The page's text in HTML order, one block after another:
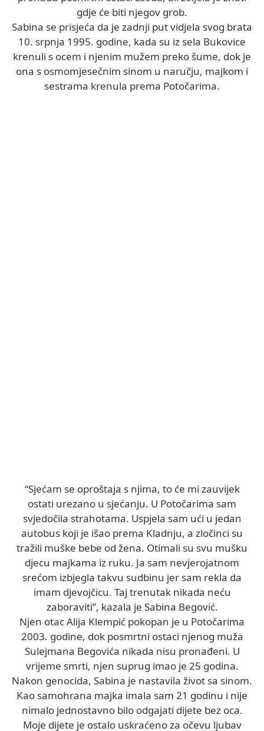
gdje će biti njegov grob.
Sabina se prisjeća da je zadnji put vidjela svog brata
10. srpnja 1995. godine, kada su iz sela Bukovice
krenuli s ocem i njenim mužem preko šume, dok je
ona s osmomjesečnim sinom u naručju, majkom i
sestrama krenula prema Potočarima.
“Sjećam se oproštaja s njima, to će mi zauvijek
ostati urezano u sjećanju. U Potočarima sam
svjedočila strahotama. Uspjela sam ući u jedan
autobus koji je išao prema Kladnju, a zločinci su
tražili muške bebe od žena. Otimali su svu mušku
djecu majkama iz ruku. Ja sam nevjerojatnom
srećom izbjegla takvu sudbinu jer sam rekla da
imam djevojčicu. Taj trenutak nikada neću
zaboraviti”, kazala je Sabina Begović.
Njen otac Alija Klempić pokopan je u Potočarima
2003. godine, dok posmrtni ostaci njenog muža
Sulejmana Begovića nikada nisu pronađeni. U
vrijeme smrti, njen suprug imao je 25 godina.
Nakon genocida, Sabina je nastavila život sa sinom.
Kao samohrana majka imala sam 21 godinu i nije
nimalo jednostavno bilo odgajati dijete bez oca.
Moje dijete je ostalo uskraćeno za očevu ljubav